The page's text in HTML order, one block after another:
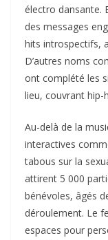
électro dansante.
des messages
hits introspectifs,
D’autres noms
ont complété les
lieu, couvrant
Au-delà de la
interactives
tabous sur la
attirent 5 000
bénévoles, âgés
déroulement. Le
espaces pour